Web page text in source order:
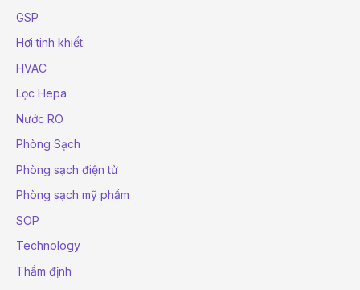
GSP
Hơi tinh khiết
HVAC
Lọc Hepa
Nước RO
Phòng Sạch
Phòng sạch điện tử
Phòng sạch mỹ phẩm
SOP
Technology
Thẩm định